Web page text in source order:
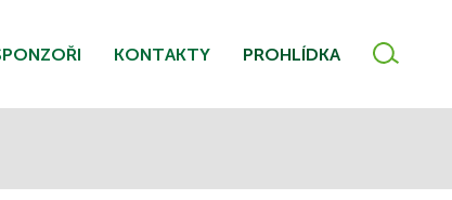
KONTAKTY PROHLÍDKA